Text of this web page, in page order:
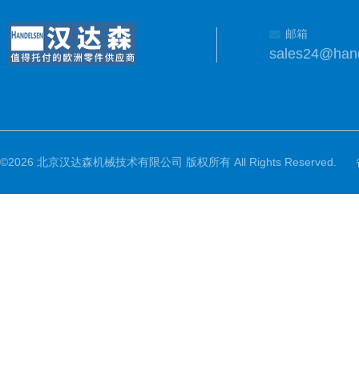
邮箱
©2026 北京汉达森机械技术有限公司 版权所有 All Rights Reserved.